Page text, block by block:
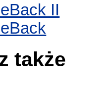
II
także